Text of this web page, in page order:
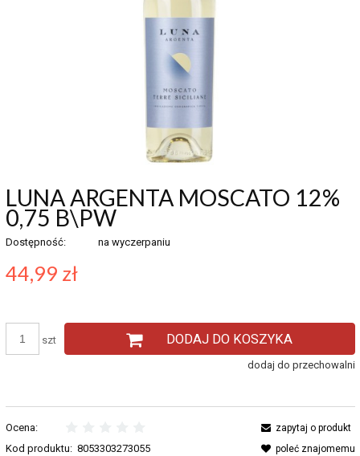
LUNA ARGENTA MOSCATO 12%
0,75 B\PW
Dostępność: na wyczerpaniu
44,99 zł
szt DODAJ DO KOSZYKA
dodaj do przechowalni
Ocena:
Kod produktu: 8053303273055
zapytaj o produkt
poleć znajomemu